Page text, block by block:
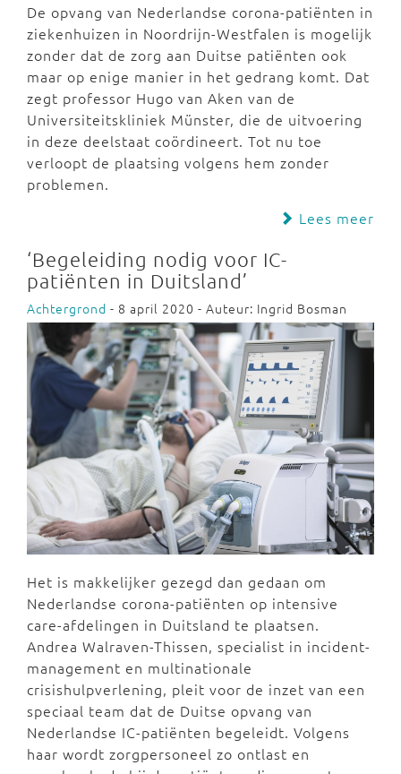
De opvang van Nederlandse corona-patiënten in
ziekenhuizen in Noordrijn-Westfalen is mogelijk
zonder dat de zorg aan Duitse patiënten ook
maar op enige manier in het gedrang komt. Dat
zegt professor Hugo van Aken van de
Universiteitskliniek Münster, die de uitvoering
in deze deelstaat coördineert. Tot nu toe
verloopt de plaatsing volgens hem zonder
problemen.
Lees meer
‘Begeleiding nodig voor IC-
patiënten in Duitsland’
Achtergrond - 8 april 2020 - Auteur: Ingrid Bosman
Het is makkelijker gezegd dan gedaan om
Nederlandse corona-patiënten op intensive
care-afdelingen in Duitsland te plaatsen.
Andrea Walraven-Thissen, specialist in incident-
management en multinationale
crisishulpverlening, pleit voor de inzet van een
speciaal team dat de Duitse opvang van
Nederlandse IC-patiënten begeleidt. Volgens
haar wordt zorgpersoneel zo ontlast en